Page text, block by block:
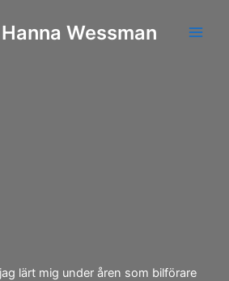
Hanna Wessman
lärt mig under åren som bilförare